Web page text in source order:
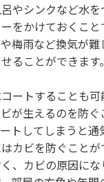
やシンクなど水
をかけておくこと
梅雨など換気が
ることができます。
ートすることも
が生えるのを防ぐ
トしてしまうと通
カビを防ぐこと
、カビの原因に